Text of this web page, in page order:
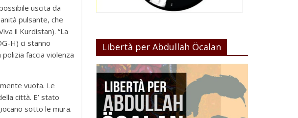
uscita da
pulsante, che
il Kurdistan). “La
H) ci stanno
faccia violenza
vuota. Le
città. E’ stato
sotto le mura.
Libertà per Abdullah Öcalan